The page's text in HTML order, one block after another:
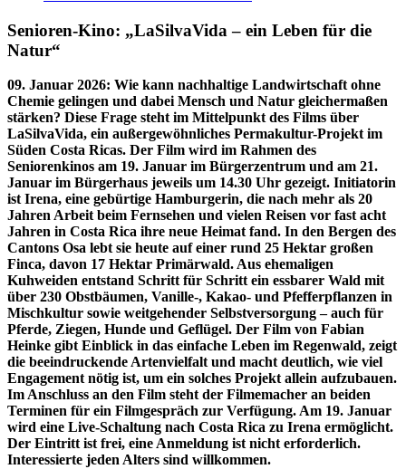
Senioren-Kino: „LaSilvaVida – ein Leben für die
Natur“
09. Januar 2026: Wie kann nachhaltige Landwirtschaft ohne
Chemie gelingen und dabei Mensch und Natur gleichermaßen
stärken? Diese Frage steht im Mittelpunkt des Films über
LaSilvaVida, ein außergewöhnliches Permakultur-Projekt im
Süden Costa Ricas. Der Film wird im Rahmen des
Seniorenkinos am 19. Januar im Bürgerzentrum und am 21.
Januar im Bürgerhaus jeweils um 14.30 Uhr gezeigt. Initiatorin
ist Irena, eine gebürtige Hamburgerin, die nach mehr als 20
Jahren Arbeit beim Fernsehen und vielen Reisen vor fast acht
Jahren in Costa Rica ihre neue Heimat fand. In den Bergen des
Cantons Osa lebt sie heute auf einer rund 25 Hektar großen
Finca, davon 17 Hektar Primärwald. Aus ehemaligen
Kuhweiden entstand Schritt für Schritt ein essbarer Wald mit
über 230 Obstbäumen, Vanille-, Kakao- und Pfefferpflanzen in
Mischkultur sowie weitgehender Selbstversorgung – auch für
Pferde, Ziegen, Hunde und Geflügel. Der Film von Fabian
Heinke gibt Einblick in das einfache Leben im Regenwald, zeigt
die beeindruckende Artenvielfalt und macht deutlich, wie viel
Engagement nötig ist, um ein solches Projekt allein aufzubauen.
Im Anschluss an den Film steht der Filmemacher an beiden
Terminen für ein Filmgespräch zur Verfügung. Am 19. Januar
wird eine Live-Schaltung nach Costa Rica zu Irena ermöglicht.
Der Eintritt ist frei, eine Anmeldung ist nicht erforderlich.
Interessierte jeden Alters sind willkommen.